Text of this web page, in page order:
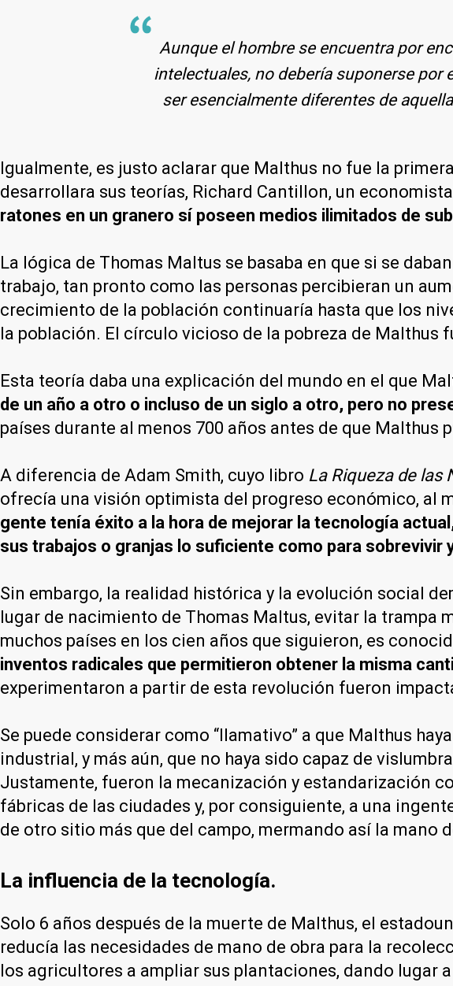
Aunque el hombre se encuentra por
intelectuales, no debería suponerse por
ser esencialmente diferentes de
Igualmente, es justo aclarar que Malthus no fue la
desarrollara sus teorías, Richard Cantillon, un
ratones en un granero sí poseen medios ilimitados de
La lógica de Thomas Maltus se basaba en que si se
trabajo, tan pronto como las personas percibieran un
crecimiento de la población continuaría hasta que los
la población. El círculo vicioso de la pobreza de Malthus
Esta teoría daba una explicación del mundo en el que
de un año a otro o incluso de un siglo a otro, pero no
países durante al menos 700 años antes de que Malthus
A diferencia de Adam Smith, cuyo libro La Riqueza de las
ofrecía una visión optimista del progreso económico, al
gente tenía éxito a la hora de mejorar la tecnología
sus trabajos o granjas lo suficiente como para sobrevivir
Sin embargo, la realidad histórica y la evolución social
lugar de nacimiento de Thomas Maltus, evitar la trampa
muchos países en los cien años que siguieron, es
inventos radicales que permitieron obtener la misma
experimentaron a partir de esta revolución fueron
Se puede considerar como “llamativo” a que Malthus
industrial, y más aún, que no haya sido capaz de
Justamente, fueron la mecanización y estandarización
fábricas de las ciudades y, por consiguiente, a una
de otro sitio más que del campo, mermando así la mano
La influencia de la tecnología.
Solo 6 años después de la muerte de Malthus, el
reducía las necesidades de mano de obra para la
los agricultores a ampliar sus plantaciones, dando lugar